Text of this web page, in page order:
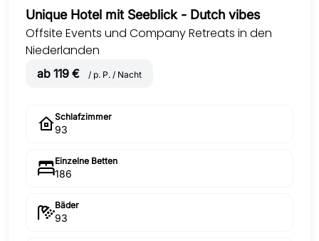
Unique Hotel mit Seeblick - Dutch vibes
Offsite Events und Company Retreats in den
Niederlanden
ab 119 € / p. P. / Nacht
Schlafzimmer
93
Einzelne Betten
186
Bäder
93